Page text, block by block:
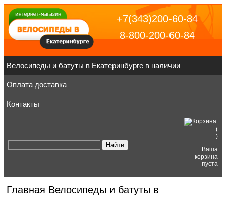
+7(343)200-60-84
8-800-200-60-84
Велосипеды и батуты в Екатеринбурге в наличии
Оплата доставка
Контакты
(
)
Ваша
корзина
пуста
Главная Велосипеды и батуты в